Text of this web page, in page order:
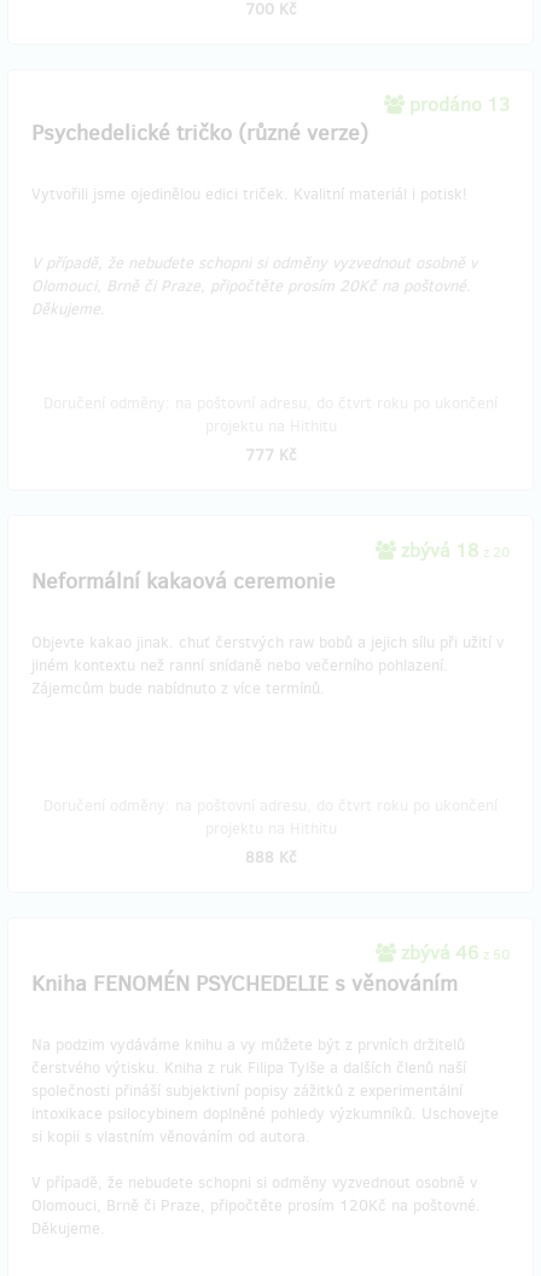
700 Kč
prodáno 13
Psychedelické tričko (různé verze)
Vytvořili jsme ojedinělou edici triček. Kvalitní materiál i potisk!
V případě, že nebudete schopni si odměny vyzvednout osobně v
Olomouci, Brně či Praze, připočtěte prosím 20Kč na poštovné.
Děkujeme.​​​​
777 Kč
zbývá 18 z 20
Neformální kakaová ceremonie
Objevte kakao jinak. chuť čerstvých raw bobů a jejich sílu při užití v
jiném kontextu než ranní snídaně nebo večerního pohlazení.
Zájemcům bude nabídnuto z více termínů.
888 Kč
zbývá 46 z 50
Kniha FENOMÉN PSYCHEDELIE s věnováním
Na podzim vydáváme knihu a vy můžete být z prvních držitelů
čerstvého výtisku. Kniha z ruk Filipa Tylše a dalších členů naší
společnosti přináší subjektivní popisy zážitků z experimentální
intoxikace psilocybinem doplněné pohledy výzkumníků. Uschovejte
si kopii s vlastním věnováním od autora.
V případě, že nebudete schopni si odměny vyzvednout osobně v
Olomouci, Brně či Praze, připočtěte prosím 120Kč na poštovné.
Děkujeme.